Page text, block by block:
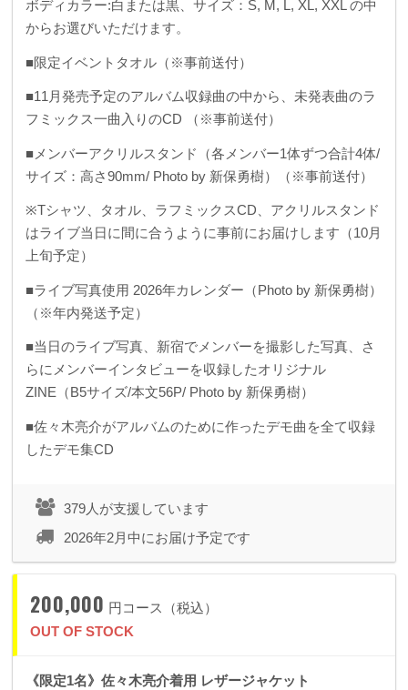
ボディカラー:白または黒、サイズ：S, M, L, XL, XXL の中
からお選びいただけます。
■限定イベントタオル（※事前送付）
■11月発売予定のアルバム収録曲の中から、未発表曲のラ
フミックス一曲入りのCD （※事前送付）
■メンバーアクリルスタンド（各メンバー1体ずつ合計4体/
サイズ：高さ90mm/ Photo by 新保勇樹）（※事前送付）
※Tシャツ、タオル、ラフミックスCD、アクリルスタンド
はライブ当日に間に合うように事前にお届けします（10月
上旬予定）
■ライブ写真使用 2026年カレンダー（Photo by 新保勇樹）
（※年内発送予定）
■当日のライブ写真、新宿でメンバーを撮影した写真、さ
らにメンバーインタビューを収録したオリジナル
ZINE（B5サイズ/本文56P/ Photo by 新保勇樹）
■佐々木亮介がアルバムのために作ったデモ曲を全て収録
したデモ集CD
379人が支援しています
2026年2月中にお届け予定です
200,000 円コース（税込）
OUT OF STOCK
《限定1名》佐々木亮介着用 レザージャケット